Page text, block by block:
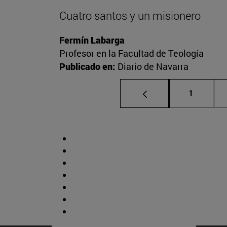
Cuatro santos y un misionero
Fermín Labarga
Profesor en la Facultad de Teología
Publicado en: Diario de Navarra
Página
1